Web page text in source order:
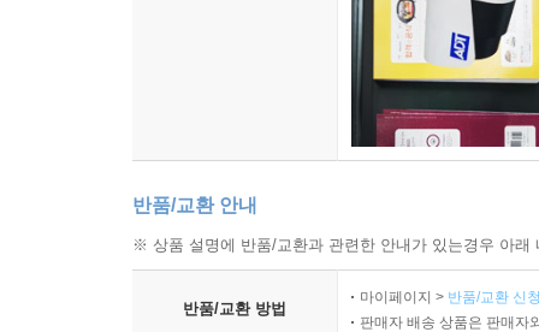
반품/교환 안내
※ 상품 설명에 반품/교환과 관련한 안내가 있는경우 아
반품/교환 방법
마이페이지 > 반품/교환 신
판매자 배송 상품은 판매자